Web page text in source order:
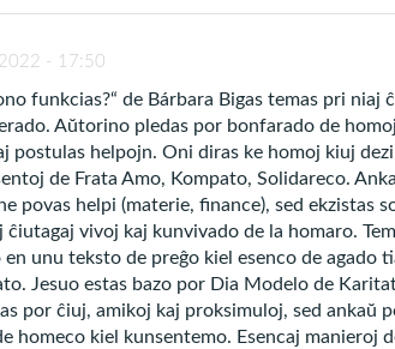
DE KARITATO
- 17:50
funkcias?“ de Bárbara Bigas temas pri
Aŭtorino pledas por bonfarado de
postulas helpojn. Oni diras ke homoj kiuj
de Frata Amo, Kompato, Solidareco.
povas helpi (materie, finance), sed ekzistas
vivoj kaj kunvivado de la homaro.
unu teksto de preĝo kiel esenco de agado
Jesuo estas bazo por Dia Modelo de
por ĉiuj, amikoj kaj proksimuloj, sed ankaŭ
homeco kiel kunsentemo. Esencaj manieroj